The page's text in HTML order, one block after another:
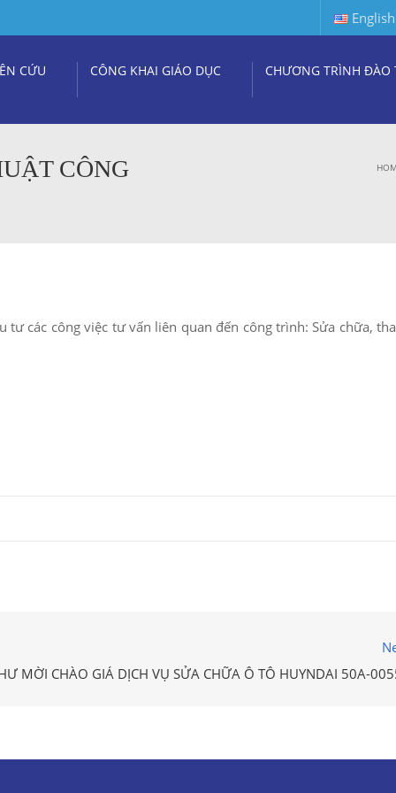
English
CỨU CÔNG KHAI GIÁO DỤC CHƯƠNG TRÌNH ĐÀO
CÔNG
tư các công việc tư vấn liên quan đến công trình: Sửa chữa,
MỜI CHÀO GIÁ DỊCH VỤ SỬA CHỮA Ô TÔ HUYNDAI 50A-